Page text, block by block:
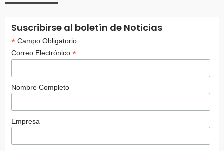
Suscribirse al boletín de Noticias
*Campo Obligatorio
Correo Electrónico *
Nombre Completo
Empresa